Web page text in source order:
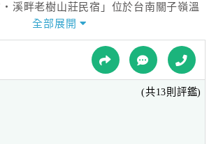
‧溪畔老樹山莊民宿」位於台南關子嶺溫
放關子嶺獨有的自然絕美。
蒼林，旅人們可逕自徜徉山林之態、靜謐
河水庫、嶺頂公園、好漢坡、紅葉公園、
火同源、
踏遊，來場靜心之旅。
全部展開
(共13則評鑑)